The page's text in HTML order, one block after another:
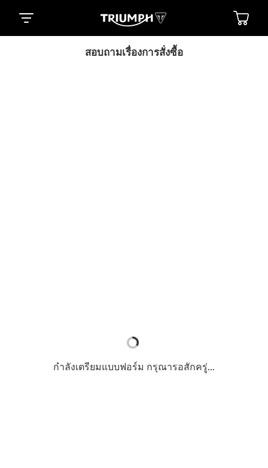
สอบถามเรื่องการสั่งซื้อ
กำลังเตรียมแบบฟอร์ม กรุณารอสักครู่...